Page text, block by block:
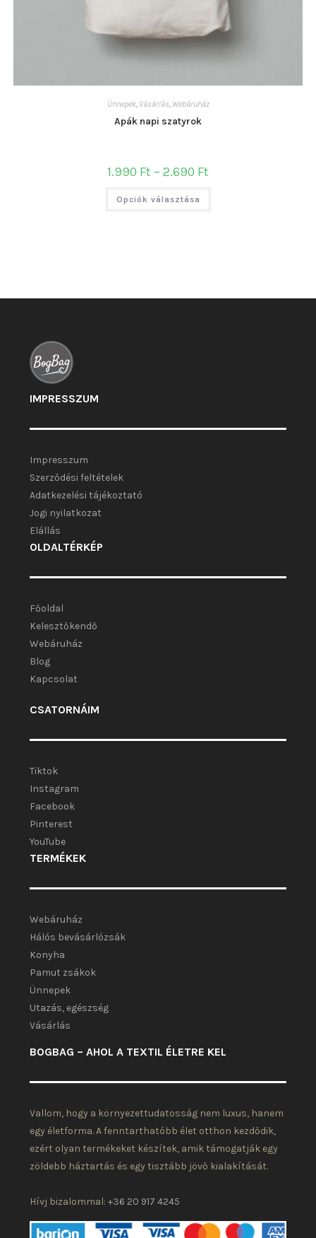
Ünnepek, Vásárlás, Webáruház
Apák napi szatyrok
1.990 Ft – 2.690 Ft
-
Opciók választása
Ennek
terméknek
ki
IMPRESSZUM
Impresszum
Szerződési feltételek
Adatkezelési tájékoztató
Jogi nyilatkozat
Elállás
OLDALTÉRKÉP
Főoldal
Kelesztőkendő
Webáruház
Blog
Kapcsolat
CSATORNÁIM
Tiktok
Instagram
Facebook
Pinterest
YouTube
TERMÉKEK
Webáruház
Hálós bevásárlózsák
Konyha
Pamut zsákok
Ünnepek
Utazás, egészség
Vásárlás
BOGBAG – AHOL A TEXTIL ÉLETRE KEL
Vallom, hogy a környezettudatosság nem luxus, hanem
egy életforma. A fenntarthatóbb élet otthon kezdődik,
ezért olyan termékeket készítek, amik támogatják egy
zöldebb háztartás és egy tisztább jövő kialakítását.
Hívj bizalommal:+36 20 917 4245